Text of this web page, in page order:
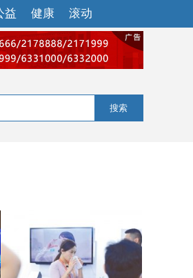
益 健康 滚动
搜索